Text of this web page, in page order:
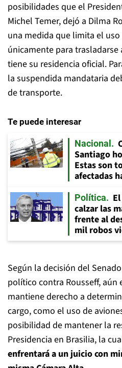
posibilidades que el
Michel Temer, dejó a Dilma
una medida que limita el
únicamente para trasladarse
tiene su residencia oficial.
la suspendida mandataria
de transporte.
Te puede interesar
Nacional
Santiago
Estas son
afectadas
Política
calzar las
frente al
mil robos
Según la decisión del
político contra Rousseff, aún
mantiene derecho a
cargo, como el uso de
posibilidad de mantener la
Presidencia en Brasilia, la
enfrentará a un juicio con